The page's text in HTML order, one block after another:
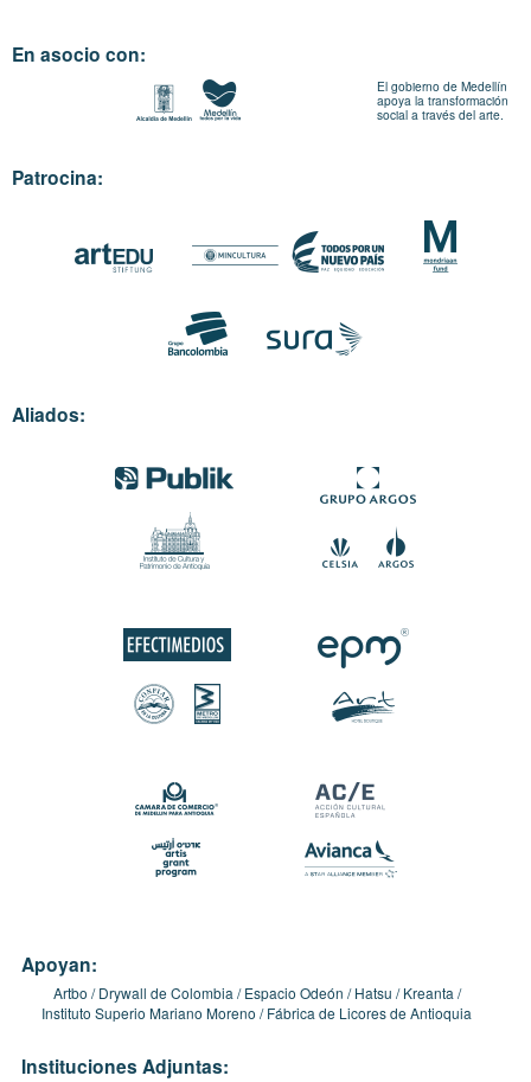
En asocio con:
El gobierno de Medellín
apoya la transformación
social a través del arte.
Patrocina:
Aliados:
Apoyan:
Artbo Drywall de Colombia Espacio Odeón Hatsu
Kreanta
Instituto Superio Mariano Moreno
Fábrica de Licores de Antioquia
Instituciones Adjuntas: